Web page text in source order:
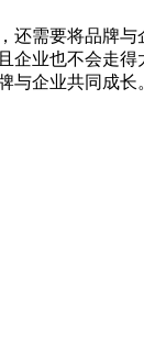
需要将品牌
业也不会走
企业共同成